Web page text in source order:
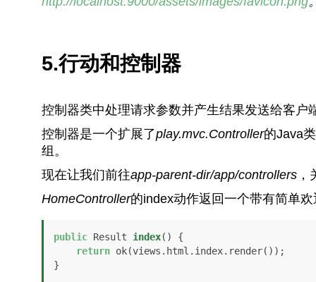
5.行动和控制器
控制器类中处理请求参数并产生结果发送给客户
控制器是一个扩展了play.mvc.Controller的Java
组。
现在让我们前往app-parent-dir/app/controllers，
HomeController的index动作返回一个带有简单
public Result index()
{
return ok(views.html.index.render());
}